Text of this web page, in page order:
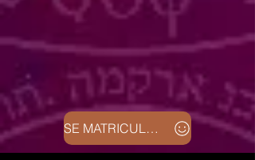
SE MATRICULAR!